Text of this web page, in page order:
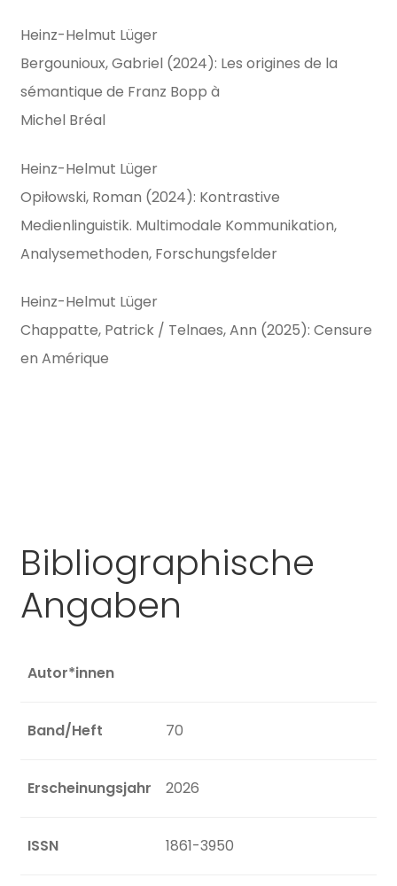
Heinz-Helmut Lüger
Bergounioux, Gabriel (2024): Les origines de la
sémantique de Franz Bopp à
Michel Bréal
Heinz-Helmut Lüger
Opiłowski, Roman (2024): Kontrastive
Medienlinguistik. Multimodale Kommunikation,
Analysemethoden, Forschungsfelder
Heinz-Helmut Lüger
Chappatte, Patrick / Telnaes, Ann (2025): Censure
en Amérique
Bibliographische
Angaben
Autor*innen
Band/Heft 70
Erscheinungsjahr 2026
ISSN 1861-3950